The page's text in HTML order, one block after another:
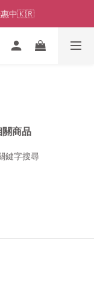
惠中🇰🇷
商品
鍵字搜尋